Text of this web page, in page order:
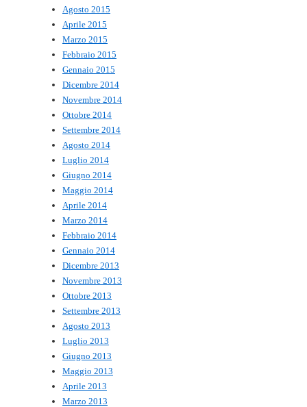
Agosto 2015
Aprile 2015
Marzo 2015
Febbraio 2015
Gennaio 2015
Dicembre 2014
Novembre 2014
Ottobre 2014
Settembre 2014
Agosto 2014
Luglio 2014
Giugno 2014
Maggio 2014
Aprile 2014
Marzo 2014
Febbraio 2014
Gennaio 2014
Dicembre 2013
Novembre 2013
Ottobre 2013
Settembre 2013
Agosto 2013
Luglio 2013
Giugno 2013
Maggio 2013
Aprile 2013
Marzo 2013